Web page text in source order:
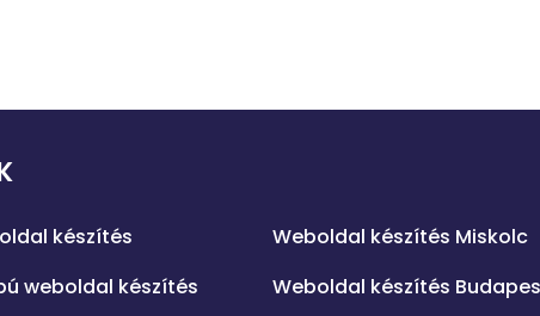
készítés
weboldal készítés
Weboldal készítés Miskolc
Weboldal készítés